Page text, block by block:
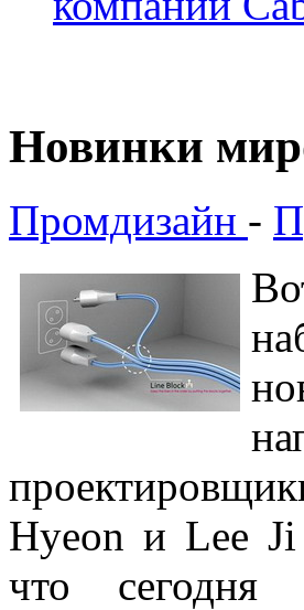
Новинки
Промдизайн -
Hyeon и Lee Ji
что сегодня